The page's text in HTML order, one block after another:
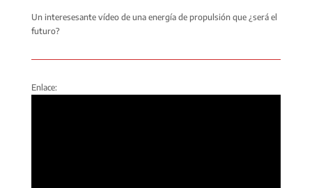
Un interesesante vídeo de una energía de propulsión que ¿será el
futuro?
Enlace: